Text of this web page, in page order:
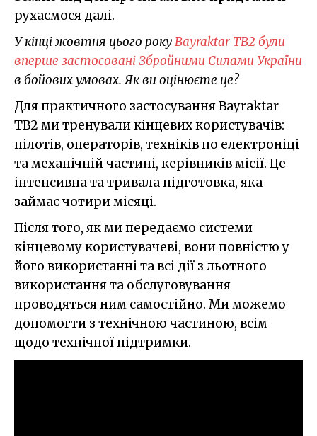
рухаємося далі.
У кінці жовтня цього рокуBayraktar TB2 були
вперше застосовані Збройними Силами України
в бойових умовах. Як ви оцінюєте це?
Для практичного застосування Bayraktar
TB2 ми тренували кінцевих користувачів:
пілотів, операторів, техніків по електроніці
та механічній частині, керівників місії. Це
інтенсивна та тривала підготовка, яка
займає чотири місяці.
Після того, як ми передаємо системи
кінцевому користувачеві, вони повністю у
його використанні та всі дії з льотного
використання та обслуговування
проводяться ним самостійно. Ми можемо
допомогти з технічною частиною, всім
щодо технічної підтримки.